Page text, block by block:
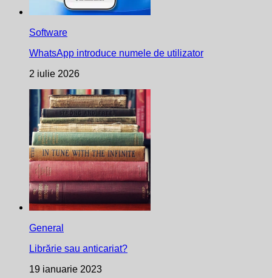
Software
WhatsApp introduce numele de utilizator
2 iulie 2026
General
Librărie sau anticariat?
19 ianuarie 2023